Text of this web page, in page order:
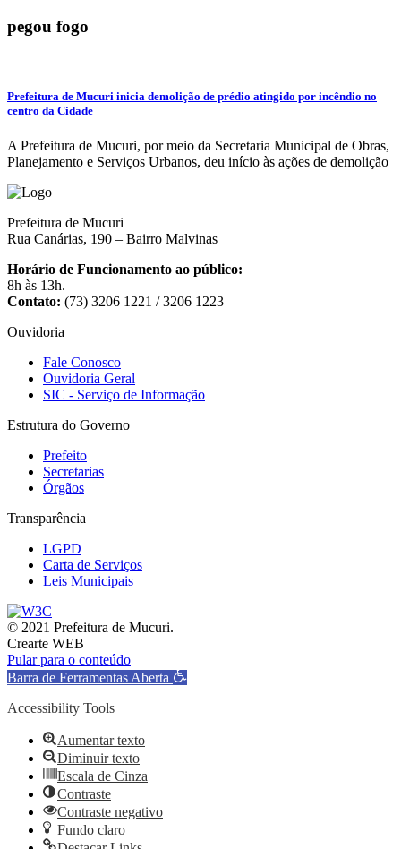
pegou fogo
Prefeitura de Mucuri inicia demolição de prédio atingido por incêndio no
centro da Cidade
A Prefeitura de Mucuri, por meio da Secretaria Municipal de Obras,
Planejamento e Serviços Urbanos, deu início às ações de demolição
Prefeitura de Mucuri
Rua Canárias, 190 – Bairro Malvinas
Horário de Funcionamento ao público:
8h às 13h.
Contato: (73) 3206 1221 / 3206 1223
Ouvidoria
Fale Conosco
Ouvidoria Geral
SIC - Serviço de Informação
Estrutura do Governo
Prefeito
Secretarias
Órgãos
Transparência
LGPD
Carta de Serviços
Leis Municipais
© 2021 Prefeitura de Mucuri.
Crearte WEB
Pular para o conteúdo
Barra de Ferramentas Aberta
Accessibility Tools
Aumentar texto
Diminuir texto
Escala de Cinza
Contraste
Contraste negativo
Fundo claro